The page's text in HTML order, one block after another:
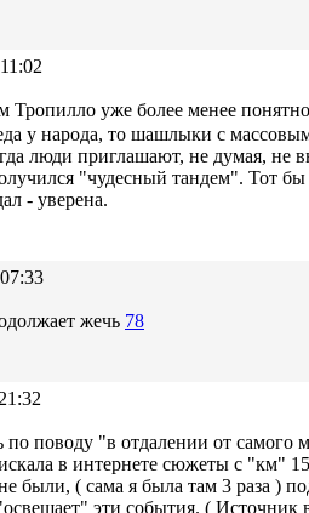
Тропилло уже более менее
у народа, то шашлыки с
люди приглашают, не думая, не
"чудесный тандем". Тот
- уверена.
жечь 78
по поводу "в отдалении от самого
в интернете сюжеты с "км"
были, ( сама я была там 3 раза )
эти события. ( Источник